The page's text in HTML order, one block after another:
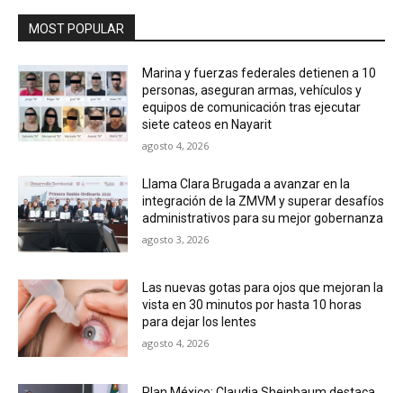
MOST POPULAR
Marina y fuerzas federales detienen a 10
personas, aseguran armas, vehículos y
equipos de comunicación tras ejecutar
siete cateos en Nayarit
agosto 4, 2026
Llama Clara Brugada a avanzar en la
integración de la ZMVM y superar desafíos
administrativos para su mejor gobernanza
agosto 3, 2026
Las nuevas gotas para ojos que mejoran la
vista en 30 minutos por hasta 10 horas
para dejar los lentes
agosto 4, 2026